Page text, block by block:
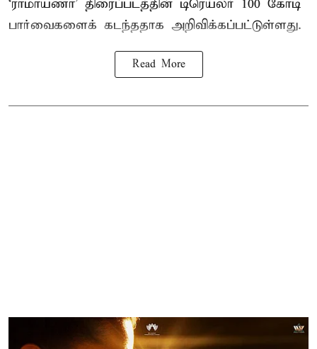
‘ராமாயணா’ திரைப்படத்தின் டிரெய்லர் 100 கோடி
பார்வைகளைக் கடந்ததாக அறிவிக்கப்பட்டுள்ளது.
Read More